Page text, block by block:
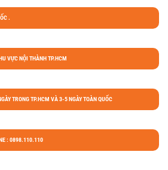
.
VỰC NỘI THÀNH TP.HCM
TRONG TP.HCM VÀ 3-5 NGÀY TOÀN QUỐC
: 0898.110.110